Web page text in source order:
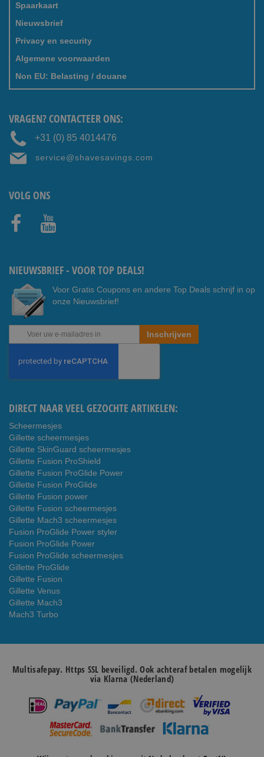
Spaarkaart
Nieuwsbrief
Privacy en security
Algemene voorwaarden
Non EU: Belasting / douane
VRAGEN? CONTACTEER ONS:
+31 (0) 85 4014476
service@shavesavings.com
VOLG ONS
NIEUWSBRIEF - VOOR TOP DEALS!
Voor Gratis Coupons en andere Top Deals schrijf in op
onze Nieuwsbrief!
Abonneer
u
onze
nieuwsbrief
Inschrijven
DIRECT NAAR VEEL GEZOCHTE ARTIKELEN:
Scheermesjes
Gillette scheermesjes
Gillette SkinGuard scheermesjes
Gillette Fusion ProShield
Gillette Fusion ProGlide Power
Gillette Fusion ProGlide
Gillette Fusion power
Gillette Fusion scheermesjes
Gillette Mach3 scheermesjes
Fusion ProGlide Power styler
Fusion ProGlide Power
Fusion ProGlide scheermesjes
Gillette ProGlide
Gillette Fusion
Gillette Venus
Gillette Mach3
Mach3 Turbo
Multisafepay. Https SSL beveiligd. Ook achteraf betalen mogelijk
via Klarna (Nederland)